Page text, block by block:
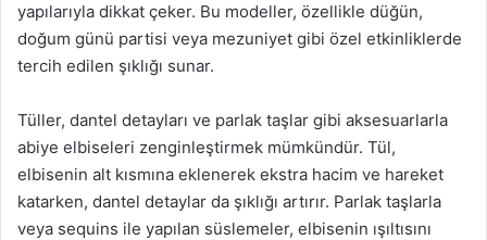
yapılarıyla dikkat çeker. Bu modeller, özellikle düğün,
doğum günü partisi veya mezuniyet gibi özel etkinliklerde
tercih edilen şıklığı sunar.
Tüller, dantel detayları ve parlak taşlar gibi aksesuarlarla
abiye elbiseleri zenginleştirmek mümkündür. Tül,
elbisenin alt kısmına eklenerek ekstra hacim ve hareket
katarken, dantel detaylar da şıklığı artırır. Parlak taşlarla
veya sequins ile yapılan süslemeler, elbisenin ışıltısını